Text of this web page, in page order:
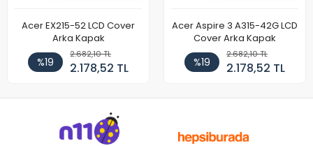
Acer EX215-52 LCD Cover
Arka Kapak
%19
2.682,10 TL
2.178,52 TL
Acer Aspire 3 A315-42G LCD
Cover Arka Kapak
%19
2.682,10 TL
2.178,52 TL